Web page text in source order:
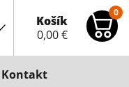
Košík
0,00€
0
Kontakt